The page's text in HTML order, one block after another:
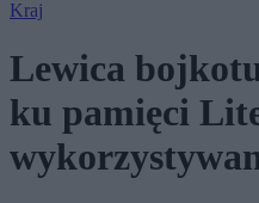
Kraj
Lewica
ku pamięci